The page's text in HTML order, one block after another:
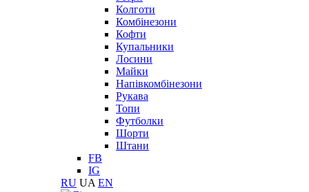
Колготи
Комбінезони
Кофти
Купальники
Лосини
Майки
Напівкомбінезони
Рукава
Топи
Футболки
Шорти
Штани
FB
IG
RU UA EN